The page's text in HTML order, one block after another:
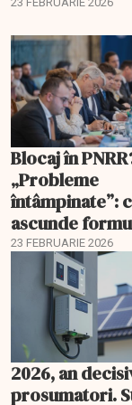
Blocaj în
„Probleme
întâmpinate”:
ascunde
Guvernului
23 FEBRUARIE 2026
2026, an
prosumatori.